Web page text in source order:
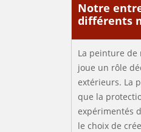
Notre
différents
La peinture de
joue un rôle
extérieurs. La
que la
expérimentés
le choix de